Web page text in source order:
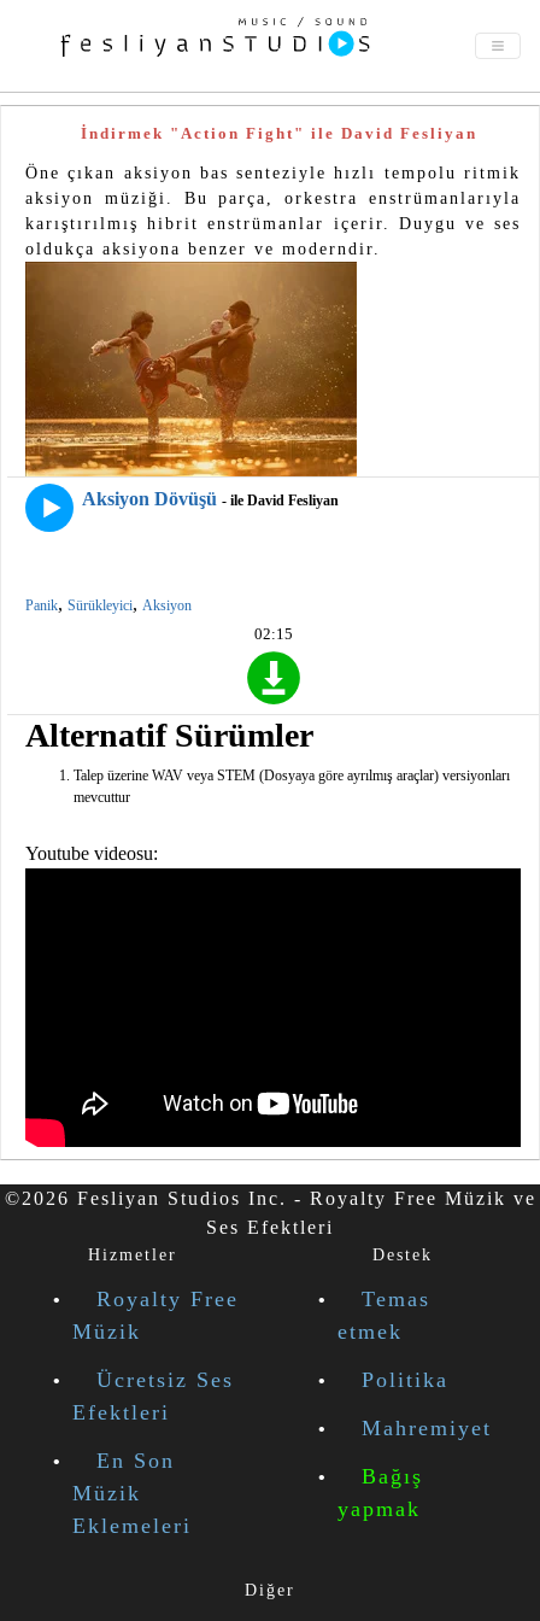
İndirmek "Action Fight" ile David Fesliyan
Öne çıkan aksiyon bas senteziyle hızlı tempolu ritmik
aksiyon müziği. Bu parça, orkestra enstrümanlarıyla
karıştırılmış hibrit enstrümanlar içerir. Duygu ve ses
oldukça aksiyona benzer ve moderndir.
Aksiyon Dövüşü - ile David Fesliyan
Panik, Sürükleyici, Aksiyon
02:15
Alternatif Sürümler
Talep üzerine WAV veya STEM (Dosyaya göre ayrılmış araçlar) versiyonları
mevcuttur
Youtube videosu:
©2026 Fesliyan Studios Inc. - Royalty Free Müzik ve
Ses Efektleri
Hizmetler
Royalty Free
Müzik
Ücretsiz Ses
Efektleri
En Son
Müzik
Eklemeleri
Destek
Temas
etmek
Politika
Mahremiyet
Bağış
yapmak
Diğer